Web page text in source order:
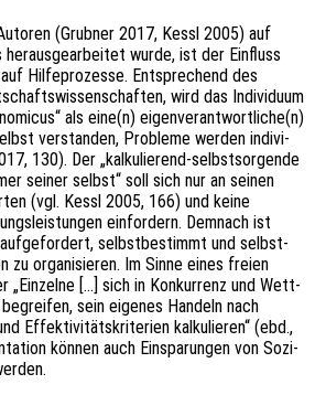
(Grub­ner 2017, Kessl 2005) auf
heraus­ge­ar­bei­tet wurde, ist der Einfluss
Hilfe­pro­zes­se. Entspre­chend des
wird das Indi­vi­du­um
als eine(n) eigenverantwortliche(n)
verstan­den, Proble­me werden indi­vi­
130). Der „kalku­lie­rend-selbst­sor­gen­de
seiner selbst“ soll sich nur an seinen
(vgl. Kessl 2005, 166) und keine
einfor­dern. Demnach ist
selbst­be­stimmt und selbst­
zu orga­ni­sie­ren. Im Sinne eines freien
„Einzel­ne […] sich in Konkur­renz und Wett­
sein eige­nes Handeln nach
Effek­ti­vi­täts­kri­te­ri­en kalku­lie­ren“ (ebd.,
können auch Einspa­run­gen von Sozi­